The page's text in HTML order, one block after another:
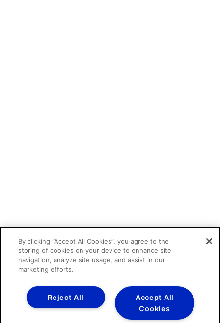
By clicking “Accept All Cookies”, you agree to the
storing of cookies on your device to enhance site
navigation, analyze site usage, and assist in our
marketing efforts.
Accept All
Cookies
Reject All